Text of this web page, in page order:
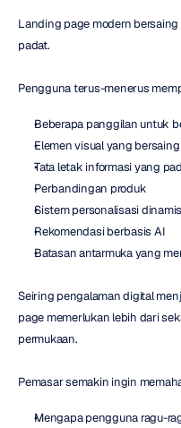
Landing page modern
padat.
Pengguna terus-menerus
Beberapa panggilan untuk
Elemen visual yang bersaing
Tata letak informasi yang
Perbandingan produk
Sistem personalisasi dinamis
Rekomendasi berbasis AI
Batasan antarmuka yang
Seiring pengalaman digital
page memerlukan lebih dari
permukaan.
Pemasar semakin ingin
Mengapa pengguna ragu-